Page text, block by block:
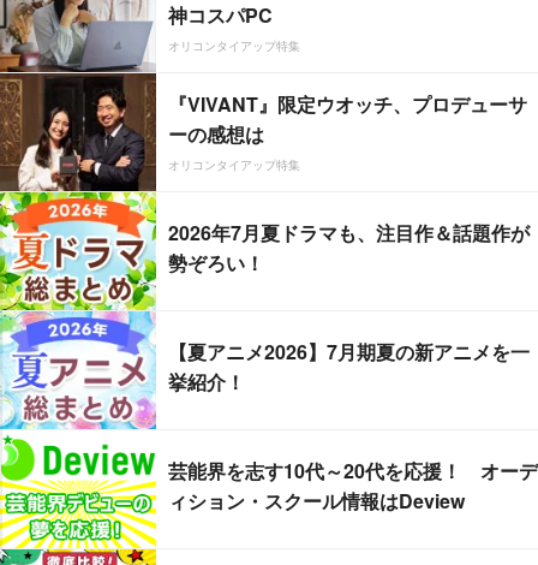
神コスパPC
オリコンタイアップ特集
『VIVANT』限定ウオッチ、プロデューサ
ーの感想は
オリコンタイアップ特集
2026年7月夏ドラマも、注目作＆話題作が
勢ぞろい！
【夏アニメ2026】7月期夏の新アニメを一
挙紹介！
芸能界を志す10代～20代を応援！ オーデ
ィション・スクール情報はDeview